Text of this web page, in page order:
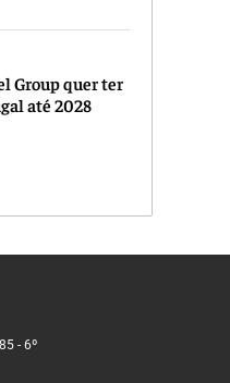
Group quer ter
até 2028
- 6º